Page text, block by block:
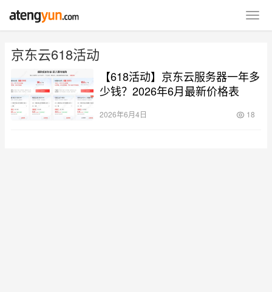
京东云618活动
【618活动】京东云服务器一年多
少钱？2026年6月最新价格表
2026年6月4日 18